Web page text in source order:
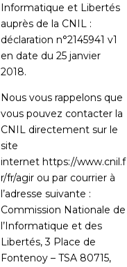
Informatique et Libertés
auprès de la CNIL :
déclaration n°2145941 v1
en date du 25 janvier
2018.
Nous vous rappelons que
vous pouvez contacter la
CNIL directement sur le
site
internet https://www.cnil.f
r/fr/agir ou par courrier à
l’adresse suivante :
Commission Nationale de
l’Informatique et des
Libertés, 3 Place de
Fontenoy – TSA 80715,